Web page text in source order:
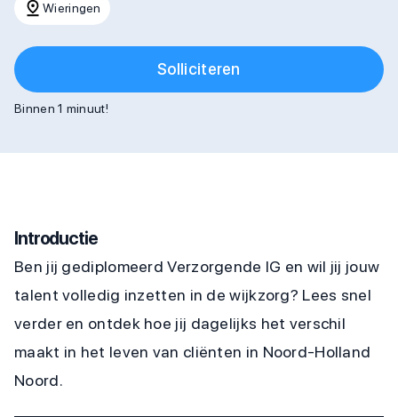
Wieringen
Solliciteren
Binnen 1 minuut!
Introductie
Ben jij gediplomeerd Verzorgende IG en wil jij jouw
talent volledig inzetten in de wijkzorg? Lees snel
verder en ontdek hoe jij dagelijks het verschil
maakt in het leven van cliënten in Noord-Holland
Noord.